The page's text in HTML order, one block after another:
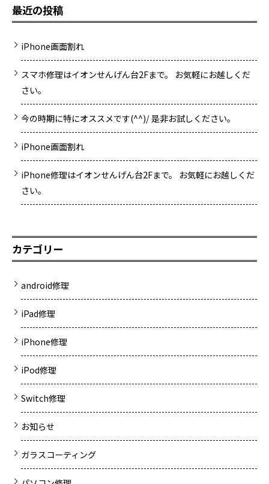
最近の投稿
iPhone画面割れ
スマホ修理はイオンせんげん台2Fまで。 お気軽にお越しくだ
さい。
今の時期に特にオススメです(^^)/ 是非お試しください。
iPhone画面割れ
iPhone修理はイオンせんげん台2Fまで。 お気軽にお越しくだ
さい。
カテゴリー
android修理
iPad修理
iPhone修理
iPod修理
Switch修理
お知らせ
ガラスコーティング